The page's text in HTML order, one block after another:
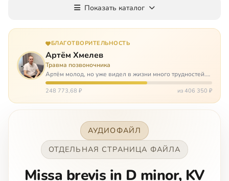
Показать каталог
БЛАГОТВОРИТЕЛЬНОСТЬ
Артём Хмелев
Травма позвоночника
Артём молод, но уже видел в жизни много трудностей.
Он сирота, привык заботится о себе сам, но, когда
случилось несчастье, и он был парализован – остался на
248 773,68 ₽ из 406 350 ₽
АУДИОФАЙЛ
ОТДЕЛЬНАЯ СТРАНИЦА ФАЙЛА
Missa brevis in D minor, KV